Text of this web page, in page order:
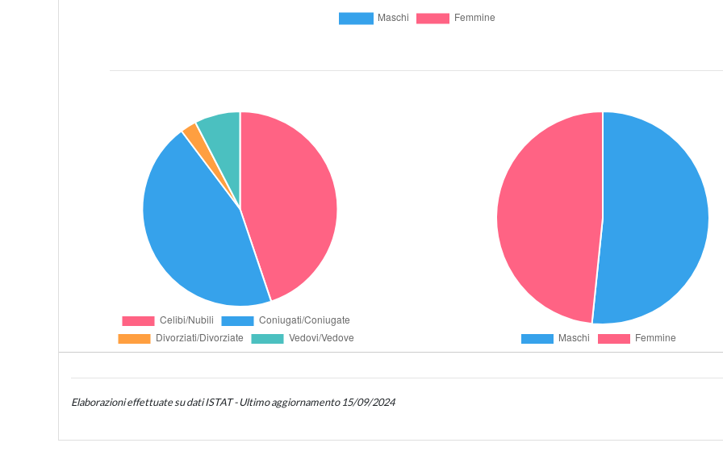
Elaborazioni effettuate su dati ISTAT - Ultimo aggiornamento 15/09/2024